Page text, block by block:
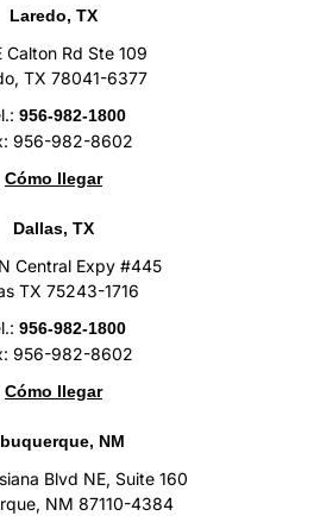
Laredo, TX
Calton Rd Ste 109
TX 78041-6377
956-982-1800
956-982-8602
Cómo llegar
Dallas, TX
Central Expy #445
TX 75243-1716
956-982-1800
956-982-8602
Cómo llegar
NM
Blvd NE, Suite 160
NM 87110-4384